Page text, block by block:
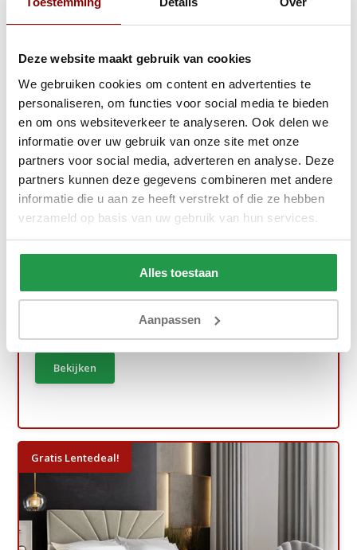
Deze website maakt gebruik van cookies
We gebruiken cookies om content en advertenties te
personaliseren, om functies voor social media te bieden
en om ons websiteverkeer te analyseren. Ook delen we
informatie over uw gebruik van onze site met onze
partners voor social media, adverteren en analyse. Deze
partners kunnen deze gegevens combineren met andere
informatie die u aan ze heeft verstrekt of die ze hebben
verzameld op basis van uw gebruik van hun services.
Alles toestaan
Aanpassen
Gratis Lentedeal!
Ca. 4 tot 6 weken
799,- 499,-
Bekijken
Gratis Lentedeal!